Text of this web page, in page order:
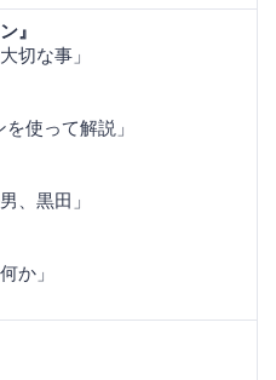
』
切な事」
使って解説」
、黒田」
か」